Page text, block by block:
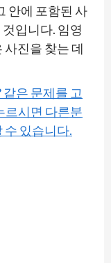
안에 포함된 사
입니다. 임영
사진을 찾는 데
은 문제를 고
르시면 다른분
수 있습니다.